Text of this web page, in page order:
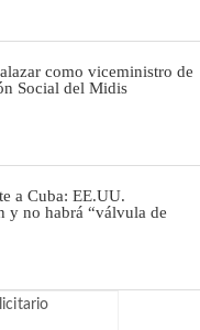
como viceministro de
Social del Midis
a Cuba: EE.UU.
y no habrá “válvula de